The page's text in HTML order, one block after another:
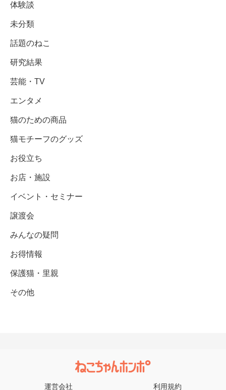
体験談
未分類
話題のねこ
研究結果
芸能・TV
エンタメ
猫のための商品
猫モチーフのグッズ
お役立ち
お店・施設
イベント・セミナー
譲渡会
みんなの疑問
お得情報
保護猫・里親
その他
運営会社 利用規約